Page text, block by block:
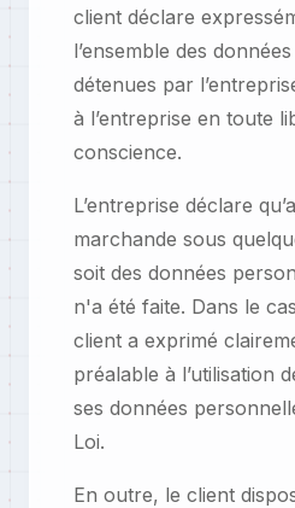
client déclare
l’ensemble des
détenues par
à l’entreprise en toute
conscience.
L’entreprise déclare
marchande sous
soit des données
n'a été faite. Dans le
client a exprimé
préalable à l’utilisation
ses données
Loi.
En outre, le client